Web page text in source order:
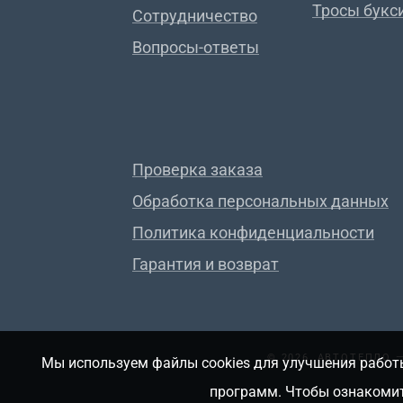
Сотрудничество
Вопросы-ответы
Тросы
Проверка заказа
Обработка персональных данных
Политика конфиденциальности
Гарантия и возврат
© 2026, АВТОТЕПЛО
Мы используем файлы cookies для улучшения
программ. Чтобы